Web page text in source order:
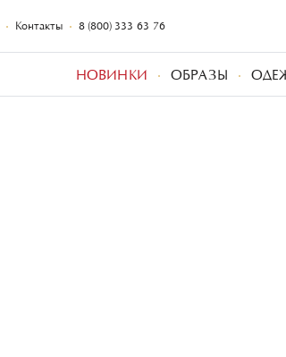
Контакты 8 (800) 333-63-76
НОВИНКИ ОБРАЗЫ